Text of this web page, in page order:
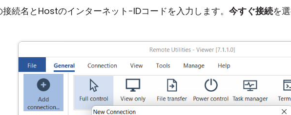
接続名とHostのインターネット-IDコードを入力します。 今すぐ接続を